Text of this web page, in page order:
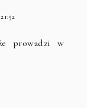
prowadzi w